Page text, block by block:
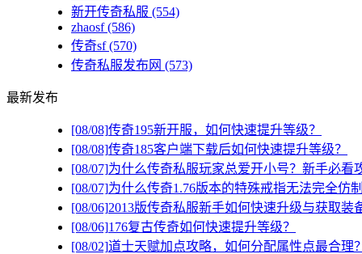
新开传奇私服 (554)
zhaosf(586)
传奇sf(570)
传奇私服发布网 (573)
最新发布
[08/08]传奇195新开服，如何快速提升等级？
[08/08]传奇185客户端下载后如何快速提升等级？
[08/07]为什么传奇私服玩家总爱开小号？新手必看
[08/07]为什么传奇1.76版本的特殊戒指无法完全仿制
[08/06]2013版传奇私服新手如何快速升级与获取装
[08/06]176复古传奇如何快速提升等级？
[08/02]道士天赋加点攻略，如何分配属性点最合理？